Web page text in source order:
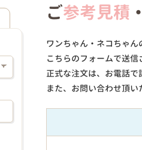
ご参考見積 ・
ワンちゃん・ネコちゃ
こちらのフォームで送
正式な注文は、お電話
また、お問い合わせ頂